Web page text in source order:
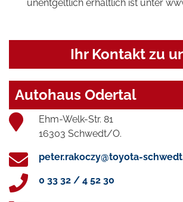
unentgeltlich erhältlich ist unter
Ihr Kontakt zu
Autohaus Odertal
Ehm-Welk-Str. 81
16303 Schwedt/O.
peter.rakoczy@toyota-
0 33 32 / 4 52 30